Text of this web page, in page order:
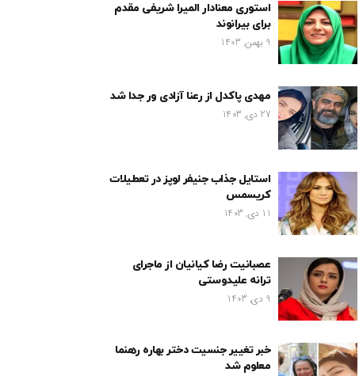
استوری معنادار المیرا شریفی مقدم
برای بیرانوند
9 بهمن, 1403
مهدی پاکدل از رعنا آزادی ور جدا شد
27 دی, 1403
استایل جذاب جنیفر لوپز در تعطیلات
کریسمس
11 دی, 1403
عصبانیت رضا کیانیان از ماجرای
ترانه علیدوستی
9 دی, 1403
خبر تغییر جنسیت دختر بهاره رهنما
معلوم شد